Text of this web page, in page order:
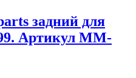
задний для
Артикул MM-